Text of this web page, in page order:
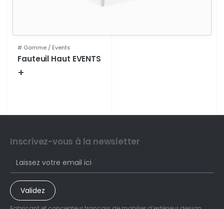
# Gamme / Events
Fauteuil Haut EVENTS
+
Inscrivez-vous à la newsletter
Validez